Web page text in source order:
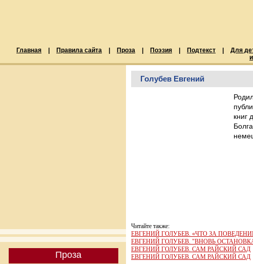
Главная Правила сайта Проза Поэзия Подтекст Для
Проза
Голубев Евгений
книг
Читайте также:
ЕВГЕНИЙ ГОЛУБЕВ. «ЧТО ЗА
ЕВГЕНИЙ ГОЛУБЕВ. "ВНОВЬ
ЕВГЕНИЙ ГОЛУБЕВ. САМ РАЙСКИЙ САД
ЕВГЕНИЙ ГОЛУБЕВ. САМ РАЙСКИЙ САД